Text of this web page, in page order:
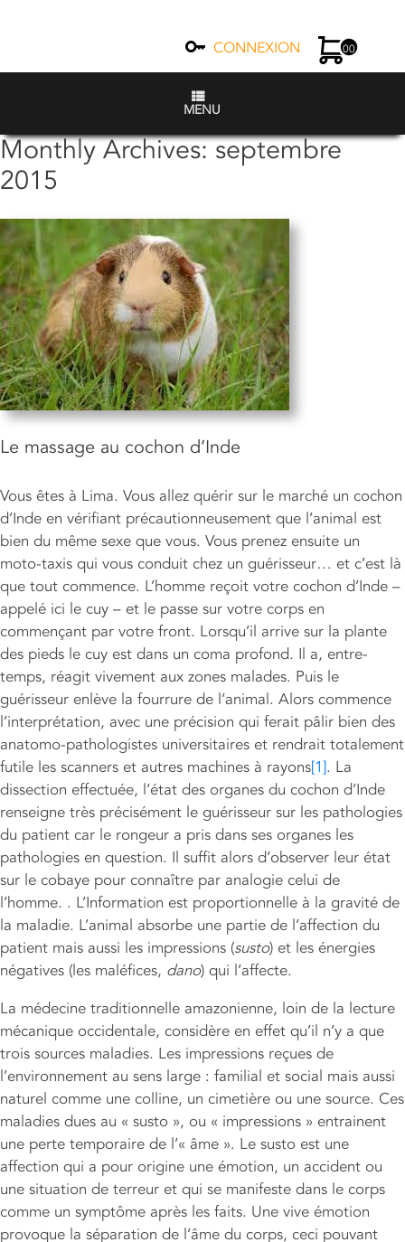
CONNEXION 00
MENU
Monthly Archives:septembre
2015
Le massage au cochon d’Inde
Vous êtes à Lima. Vous allez quérir sur le marché un cochon
d’Inde en vérifiant précautionneusement que l’animal est
bien du même sexe que vous. Vous prenez ensuite un
moto-taxis qui vous conduit chez un guérisseur… et c’est là
que tout commence. L’homme reçoit votre cochon d’Inde –
appelé ici le cuy – et le passe sur votre corps en
commençant par votre front. Lorsqu’il arrive sur la plante
des pieds le cuy est dans un coma profond. Il a, entre-
temps, réagit vivement aux zones malades. Puis le
guérisseur enlève la fourrure de l’animal. Alors commence
l’interprétation, avec une précision qui ferait pâlir bien des
anatomo-pathologistes universitaires et rendrait totalement
futile les scanners et autres machines à rayons[1]. La
dissection effectuée, l’état des organes du cochon d’Inde
renseigne très précisément le guérisseur sur les pathologies
du patient car le rongeur a pris dans ses organes les
pathologies en question. Il suffit alors d’observer leur état
sur le cobaye pour connaître par analogie celui de
l’homme. . L’Information est proportionnelle à la gravité de
la maladie. L’animal absorbe une partie de l’affection du
patient mais aussi les impressions (susto) et les énergies
négatives (les maléfices, dano) qui l’affecte.
La médecine traditionnelle amazonienne, loin de la lecture
mécanique occidentale, considère en effet qu’il n’y a que
trois sources maladies. Les impressions reçues de
l’environnement au sens large : familial et social mais aussi
naturel comme une colline, un cimetière ou une source. Ces
maladies dues au « susto », ou « impressions » entrainent
une perte temporaire de l’« âme ». Le susto est une
affection qui a pour origine une émotion, un accident ou
une situation de terreur et qui se manifeste dans le corps
comme un symptôme après les faits. Une vive émotion
provoque la séparation de l’âme du corps, ceci pouvant